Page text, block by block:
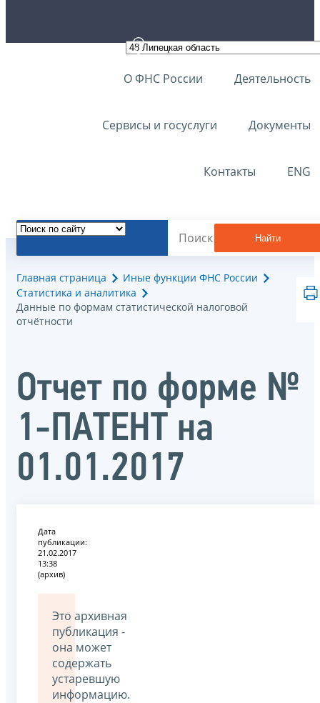
О ФНС России Деятельность
Сервисы и госуслуги Документы
Контакты ENG
Найти
Главная страница
Иные функции ФНС России
Статистика и аналитика
Данные по формам статистической налоговой
отчётности
Oтчет по форме №
1-ПАТЕНТ на
01.01.2017
Дата
публикации:
21.02.2017
13:38
(архив)
Это архивная
публикация -
она может
содержать
устаревшую
информацию.